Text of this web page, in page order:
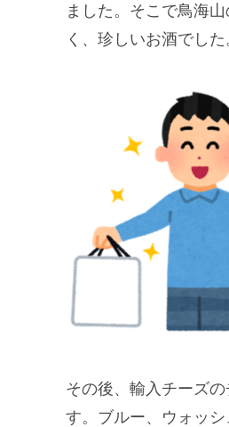
ました。そこで鳥海
く、珍しいお酒でした
その後、輸入チーズ
す。ブルー、ウォッ